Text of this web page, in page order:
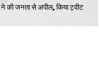
की जनता से अपील, किया ट्वीट